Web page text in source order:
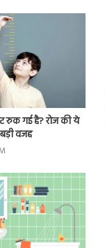
रुक गई है? रोज की ये
वजह